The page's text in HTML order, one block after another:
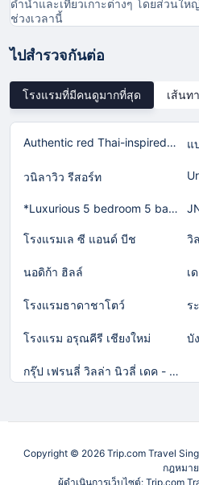
ดำน้ำและเที่ยวเกาะต่างๆ โดยส่วนให
ช่วงเวลานี้
ไปสำรวจกันต่อ
โรงแรมที่มีคนดูมากที่สุด เส้นท
Authentic red Thai-inspired home in Laguna! แ
วนิลาวิว รีสอร์ท
*Luxurious 5 bedroom 5 bathroom Gym Views v138
โรงแรมเล ซี แอนด์ บีช วิ
นอดิก้า ฮิลล์ เ
โรงแรมธาดาชาโตว์
โรงแรม อรุณคีรี เชียงใหม่
กรุ๊ป เฟรนลี่ วิลล่า นิวลี่ เดค - พูล เคทีวี แอนดื บาร์บีคิว
Copyright © 2026 Trip.com Travel
กฎหมาย
ผู้ดำเนินการเว็บไซต์: Trip.com